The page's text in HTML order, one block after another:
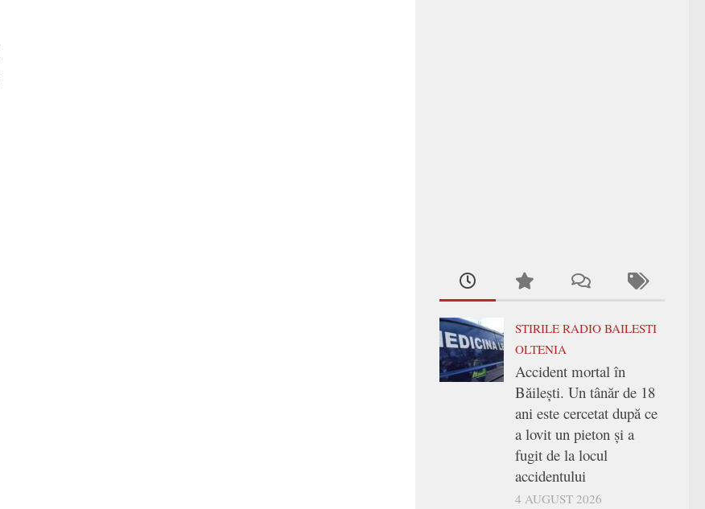
STIRILE RADIO BAILESTI
OLTENIA
Accident mortal în
Băilești. Un tânăr de 18
ani este cercetat după ce
a lovit un pieton și a
fugit de la locul
accidentului
4 AUGUST 2026